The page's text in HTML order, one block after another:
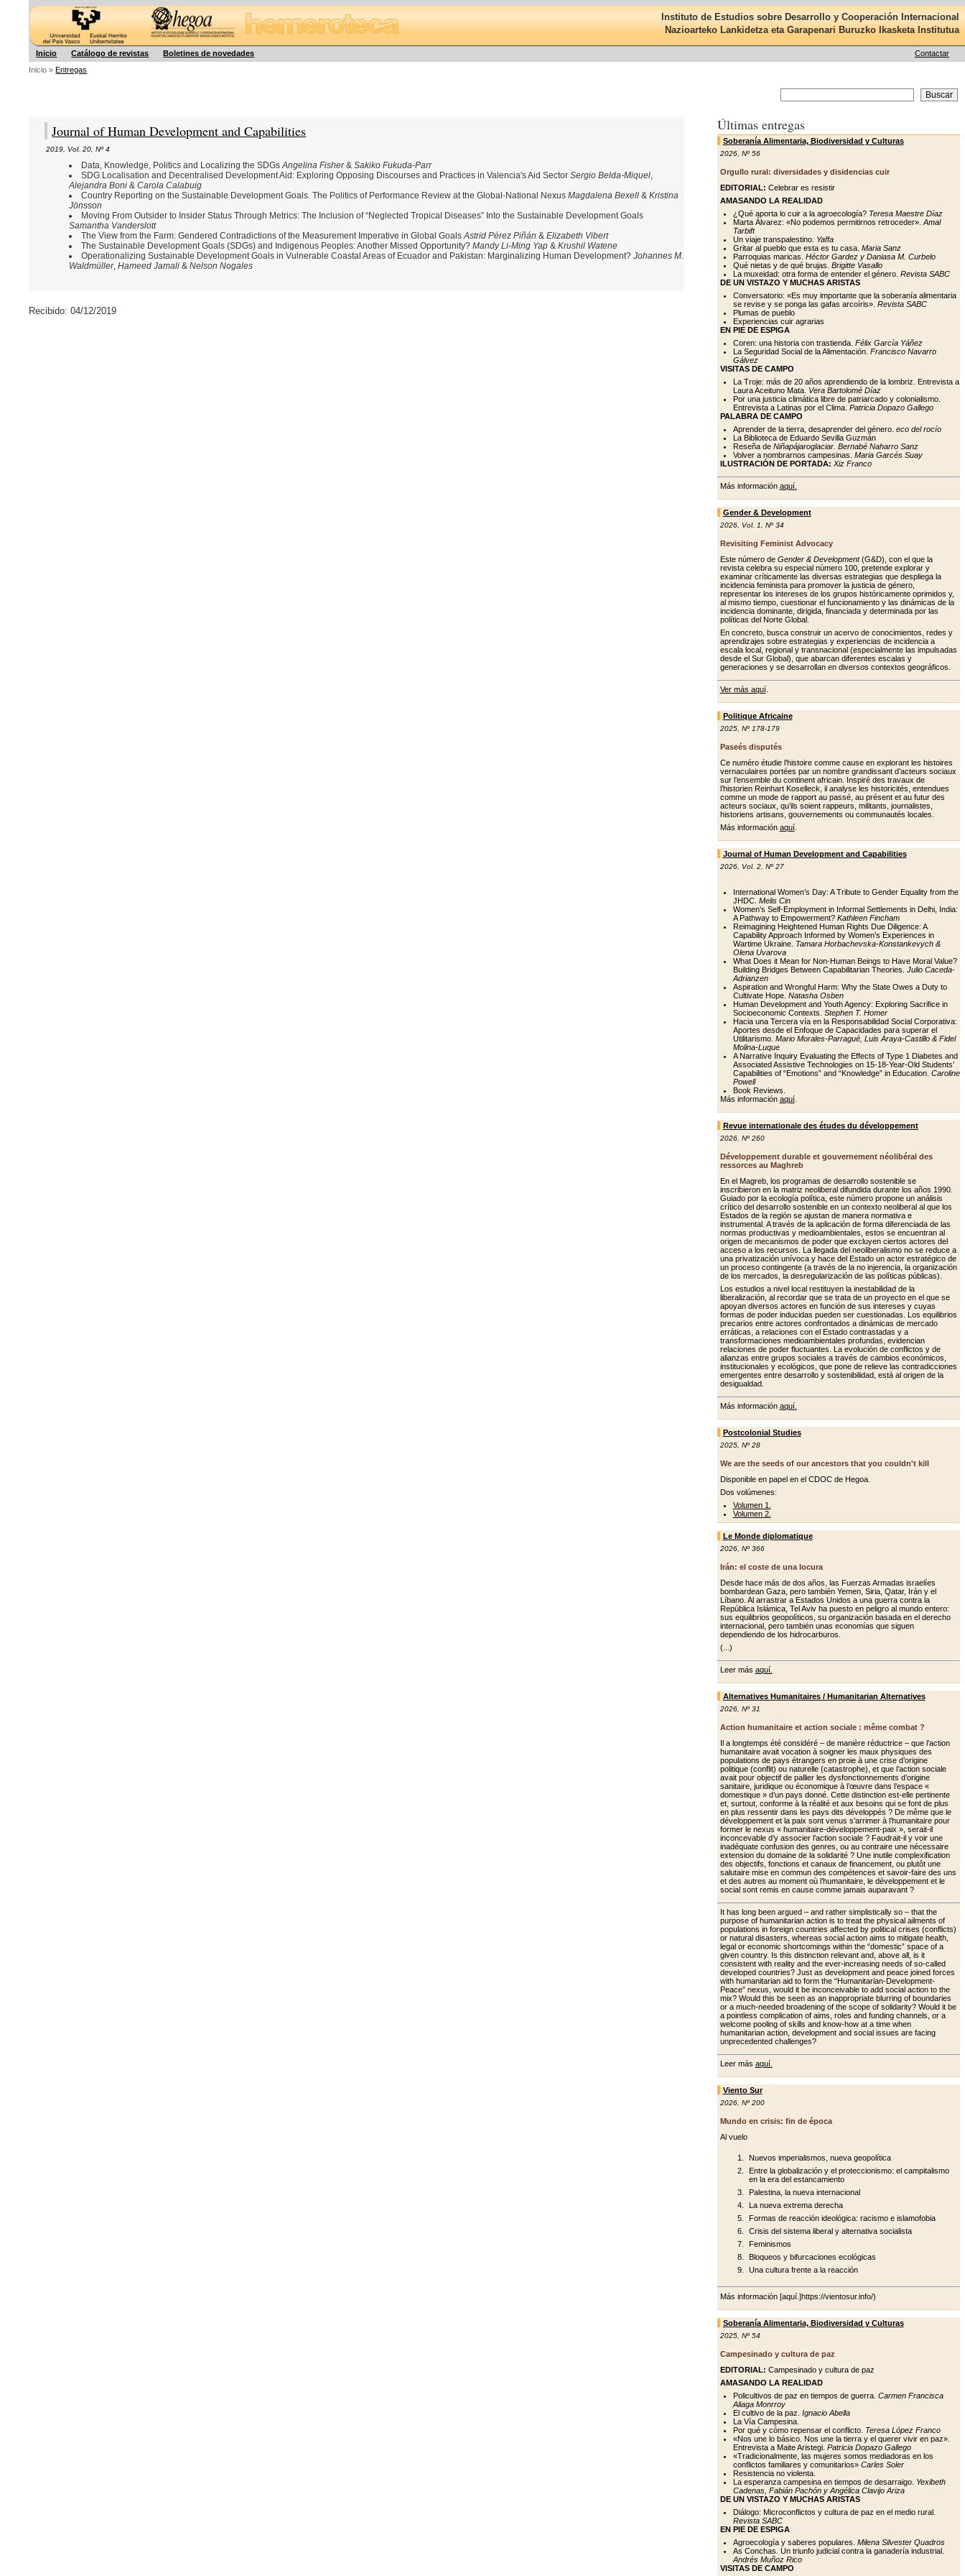
Instituto de Estudios sobre Desarrollo y Cooperación Internacional
Nazioarteko Lankidetza eta Garapenari Buruzko Ikasketa Institutua
Inicio Catálogo de revistas Boletines de novedades
Contactar
Inicio »Entregas
Últimas entregas
Soberanía Alimentaria, Biodiversidad y Culturas
2026, Nº 56
Orgullo rural: diversidades y disidencias cuir
EDITORIAL: Celebrar es resistir
AMASANDO LA REALIDAD
¿Qué aporta lo cuir a la agroecología? Teresa Maestre Díaz
Marta Álvarez: «No podemos permitirnos retroceder». Amal
Tarbift
Un viaje transpalestino. Yaffa
Gritar al pueblo que esta es tu casa. Maria Sanz
Parroquias maricas. Héctor Gardez y Daniasa M. Curbelo
Qué nietas y de qué brujas. Brigitte Vasallo
La muxeidad: otra forma de entender el género. Revista SABC
DE UN VISTAZO Y MUCHAS ARISTAS
Conversatorio: «Es muy importante que la soberanía alimentaria
se revise y se ponga las gafas arcoíris». Revista SABC
Plumas de pueblo
Experiencias cuir agrarias
EN PIE DE ESPIGA
Coren: una historia con trastienda. Félix García Yáñez
La Seguridad Social de la Alimentación. Francisco Navarro
Gálvez
VISITAS DE CAMPO
La Troje: más de 20 años aprendiendo de la lombriz. Entrevista a
Laura Aceituno Mata. Vera Bartolomé Díaz
Por una justicia climática libre de patriarcado y colonialismo.
Entrevista a Latinas por el Clima. Patricia Dopazo Gallego
PALABRA DE CAMPO
Aprender de la tierra, desaprender del género. eco del rocío
La Biblioteca de Eduardo Sevilla Guzmán
Reseña de Niñapájaroglaciar. Bernabé Naharro Sanz
Volver a nombrarnos campesinas. Maria Garcés Suay
ILUSTRACIÓN DE PORTADA: Xiz Franco
Más información aquí.
Gender & Development
2026, Vol. 1 Nº 34
Revisiting Feminist Advocacy
Este número de Gender & Development(G&D), con el que la
revista celebra su especial número 100, pretende explorar y
examinar críticamente las diversas estrategias que despliega la
incidencia feminista para promover la justicia de género,
representar los intereses de los grupos históricamente oprimidos y,
al mismo tiempo, cuestionar el funcionamiento y las dinámicas de la
incidencia dominante, dirigida, financiada y determinada por las
políticas del Norte Global.
En concreto, busca construir un acervo de conocimientos, redes y
aprendizajes sobre estrategias y experiencias de incidencia a
escala local, regional y transnacional (especialmente las impulsadas
desde el Sur Global), que abarcan diferentes escalas y
generaciones y se desarrollan en diversos contextos geográficos.
Ver más aquí.
Politique Africaine
2025, Nº 178-179
Paseés disputés
Ce numéro étudie l’histoire comme cause en explorant les histoires
vernaculaires portées par un nombre grandissant d’acteurs sociaux
sur l’ensemble du continent africain. Inspiré des travaux de
l’historien Reinhart Koselleck, il analyse les historicités, entendues
comme un mode de rapport au passé, au présent et au futur des
acteurs sociaux, qu’ils soient rappeurs, militants, journalistes,
historiens artisans, gouvernements ou communautés locales.
Más información aquí.
Journal of Human Development and Capabilities
2026, Vol. 2, Nº 27
International Women’s Day: A Tribute to Gender Equality from the
JHDC. Melis Cin
Women’s Self-Employment in Informal Settlements in Delhi, India:
A Pathway to Empowerment? Kathleen Fincham
Reimagining Heightened Human Rights Due Diligence: A
Capability Approach Informed by Women’s Experiences in
Wartime Ukraine. Tamara Horbachevska-Konstankevych &
Olena Uvarova
What Does it Mean for Non-Human Beings to Have Moral Value?
Building Bridges Between Capabilitarian Theories. Julio Caceda-
Adrianzen
Aspiration and Wrongful Harm: Why the State Owes a Duty to
Cultivate Hope. Natasha Osben
Human Development and Youth Agency: Exploring Sacrifice in
Socioeconomic Contexts. Stephen T. Homer
Hacia una Tercera vía en la Responsabilidad Social Corporativa:
Aportes desde el Enfoque de Capacidades para superar el
Utilitarismo. Mario Morales-Parragué, Luis Araya-Castillo & Fidel
Molina-Luque
A Narrative Inquiry Evaluating the Effects of Type 1 Diabetes and
Associated Assistive Technologies on 15-18-Year-Old Students’
Capabilities of “Emotions” and “Knowledge” in Education. Caroline
Powell
Book Reviews.
Más información aquí.
Revue internationale des études du développement
2026, Nº 260
Développement durable et gouvernement néolibéral des
ressorces au Maghreb
En el Magreb, los programas de desarrollo sostenible se
inscribieron en la matriz neoliberal difundida durante los años 1990.
Guiado por la ecología política, este número propone un análisis
crítico del desarrollo sostenible en un contexto neoliberal al que los
Estados de la región se ajustan de manera normativa e
instrumental. A través de la aplicación de forma diferenciada de las
normas productivas y medioambientales, estos se encuentran al
origen de mecanismos de poder que excluyen ciertos actores del
acceso a los recursos. La llegada del neoliberalismo no se reduce a
una privatización unívoca y hace del Estado un actor estratégico de
un proceso contingente (a través de la no injerencia, la organización
de los mercados, la desregularización de las políticas públicas).
Los estudios a nivel local restituyen la inestabilidad de la
liberalización, al recordar que se trata de un proyecto en el que se
apoyan diversos actores en función de sus intereses y cuyas
formas de poder inducidas pueden ser cuestionadas. Los equilibrios
precarios entre actores confrontados a dinámicas de mercado
erráticas, a relaciones con el Estado contrastadas y a
transformaciones medioambientales profundas, evidencian
relaciones de poder fluctuantes. La evolución de conflictos y de
alianzas entre grupos sociales a través de cambios económicos,
institucionales y ecológicos, que pone de relieve las contradicciones
emergentes entre desarrollo y sostenibilidad, está al origen de la
desigualdad.
Más información aquí.
Postcolonial Studies
2025, Nº 28
We are the seeds of our ancestors that you couldn't kill
Disponible en papel en el CDOC de Hegoa.
Dos volúmenes:
Volumen 1.
Volumen 2.
Le Monde diplomatique
2026, Nº 366
Irán: el coste de una locura
Desde hace más de dos años, las Fuerzas Armadas israelíes
bombardean Gaza, pero también Yemen, Siria, Qatar, Irán y el
Líbano. Al arrastrar a Estados Unidos a una guerra contra la
República Islámica, Tel Aviv ha puesto en peligro al mundo entero:
sus equilibrios geopolíticos, su organización basada en el derecho
internacional, pero también unas economías que siguen
dependiendo de los hidrocarburos.
(...)
Leer más aquí.
Alternatives Humanitaires / Humanitarian Alternatives
2026, Nº 31
Action humanitaire et action sociale : même combat ?
Il a longtemps été considéré – de manière réductrice – que l’action
humanitaire avait vocation à soigner les maux physiques des
populations de pays étrangers en proie à une crise d’origine
politique (conflit) ou naturelle (catastrophe), et que l’action sociale
avait pour objectif de pallier les dys­fonctionnements d’origine
sanitaire, juridique ou économique à l’œuvre dans l’espace «
domestique » d’un pays donné. Cette distinction est-elle pertinente
et, surtout, conforme à la réalité et aux besoins qui se font de plus
en plus ressentir dans les pays dits développés ? De même que le
dévelop­pement et la paix sont venus s’arrimer à l’humanitaire pour
former le nexus « humanitaire-développement-paix », serait-il
inconcevable d’y associer l’ac­tion sociale ? Faudrait-il y voir une
ina­déquate confusion des genres, ou au contraire une nécessaire
extension du domaine de la solidarité ? Une inutile complexification
des objectifs, fonc­tions et canaux de financement, ou plu­tôt une
salutaire mise en commun des compétences et savoir-faire des uns
et des autres au moment où l’humanitaire, le développement et le
social sont remis en cause comme jamais auparavant ?
It has long been argued – and rather simplistically so – that the
purpose of humanitarian action is to treat the physical ailments of
populations in foreign countries affected by political crises (conflicts)
or natural disasters, whereas social action aims to mitigate health,
legal or economic shortcomings within the “domestic” space of a
giv­en country. Is this distinction relevant and, above all, is it
consistent with re­ality and the ever-increasing needs of so-called
developed countries? Just as development and peace joined forc­es
with humanitarian aid to form the “Humanitarian-Development-
Peace” nexus, would it be inconceivable to add social action to the
mix? Would this be seen as an inappropriate blurring of boundaries
or a much-needed broad­ening of the scope of solidarity? Would it be
a pointless complication of aims, roles and funding channels, or a
wel­come pooling of skills and know-how at a time when
humanitarian action, de­velopment and social issues are facing
unprecedented challenges?
Leer más aquí.
Viento Sur
2026, Nº 200
Mundo en crisis: fin de época
Al vuelo
Nuevos imperialismos, nueva geopolítica
Entre la globalización y el proteccionismo: el campitalismo
en la era del estancamiento
Palestina, la nueva internacional
La nueva extrema derecha
Formas de reacción ideológica: racismo e islamofobia
Crisis del sistema liberal y alternativa socialista
Feminismos
Bloqueos y bifurcaciones ecológicas
Una cultura frente a la reacción
Más información [aquí.]https://vientosur.info/)
Soberanía Alimentaria, Biodiversidad y Culturas
2025, Nº 54
Campesinado y cultura de paz
EDITORIAL: Campesinado y cultura de paz
AMASANDO LA REALIDAD
Policultivos de paz en tiempos de guerra. Carmen Francisca
Aliaga Monrroy
El cultivo de la paz. Ignacio Abella
La Vía Campesina.
Por qué y cómo repensar el conflicto. Teresa López Franco
«Nos une lo básico. Nos une la tierra y el querer vivir en paz».
Entrevista a Maite Aristegi. Patricia Dopazo Gallego
«Tradicionalmente, las mujeres somos mediadoras en los
conflictos familiares y comunitarios» Carles Soler
Resistencia no violenta.
La esperanza campesina en tiempos de desarraigo. Yexibeth
Cadenas, Fabián Pachón y Angélica Clavijo Ariza
DE UN VISTAZO Y MUCHAS ARISTAS
Diálogo: Microconflictos y cultura de paz en el medio rural.
Revista SABC
EN PIE DE ESPIGA
Agroecología y saberes populares. Milena Silvester Quadros
As Conchas. Un triunfo judicial contra la ganadería industrial.
Andrés Muñoz Rico
VISITAS DE CAMPO
Journal of Human Development and Capabilities
2019 Vol. 20 ,Nº 4
Data, Knowledge, Politics and Localizing the SDGsAngelina Fisher&Sakiko Fukuda-Parr
SDG Localisation and Decentralised Development Aid: Exploring Opposing Discourses and Practices in Valencia's Aid SectorSergio Belda-Miquel,
Alejandra Boni &Carola Calabuig
Country Reporting on the Sustainable Development Goals. The Politics of Performance Review at the Global-National NexusMagdalena Bexell &Kristina
Jönsson
Moving From Outsider to Insider Status Through Metrics: The Inclusion of “Neglected Tropical Diseases” Into the Sustainable Development Goals
Samantha Vanderslott
The View from the Farm: Gendered Contradictions of the Measurement Imperative in Global GoalsAstrid Pérez Piñán &Elizabeth Vibert
The Sustainable Development Goals (SDGs) and Indigenous Peoples: Another Missed Opportunity?Mandy Li-Ming Yap &Krushil Watene
Operationalizing Sustainable Development Goals in Vulnerable Coastal Areas of Ecuador and Pakistan: Marginalizing Human Development?Johannes M.
Waldmüller,Hameed Jamali &Nelson Nogales
Recibido: 04/12/2019